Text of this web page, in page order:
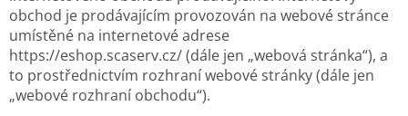
obchod je prodávajícím provozován na webové stránce
umístěné na internetové adrese
https://eshop.scaserv.cz/ (dále jen „webová stránka“), a
to prostřednictvím rozhraní webové stránky (dále jen
„webové rozhraní obchodu“).